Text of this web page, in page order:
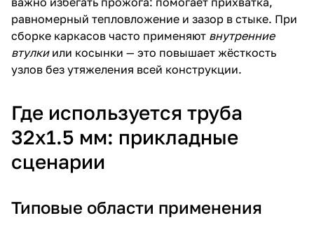
равномерный тепловложение и зазор в стыке. При
сборке каркасов часто применяют внутренние
втулкиили косынки — это повышает жёсткость
узлов без утяжеления всей конструкции.
Где используется труба
32х1.5 мм: прикладные
сценарии
Типовые области применения